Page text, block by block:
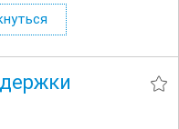
участия в акциях